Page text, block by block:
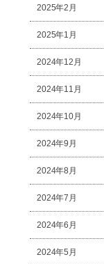
2025年2月
2025年1月
2024年12月
2024年11月
2024年10月
2024年9月
2024年8月
2024年7月
2024年6月
2024年5月